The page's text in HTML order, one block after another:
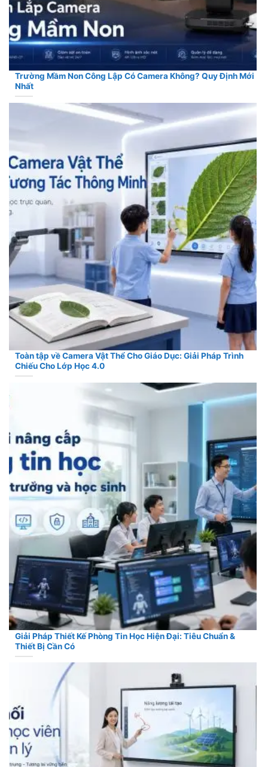
Trường Mầm Non Công Lập Có Camera Không? Quy Định Mới
Nhất
Toàn tập về Camera Vật Thể Cho Giáo Dục: Giải Pháp Trình
Chiếu Cho Lớp Học 4.0
Giải Pháp Thiết Kế Phòng Tin Học Hiện Đại: Tiêu Chuẩn &
Thiết Bị Cần Có